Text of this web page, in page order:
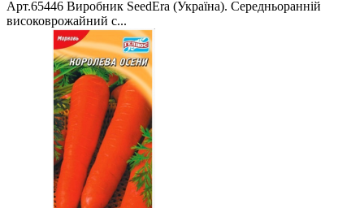
Арт.65446 Виробник SeedEra (Україна). Середньоранній
високоврожайний с...